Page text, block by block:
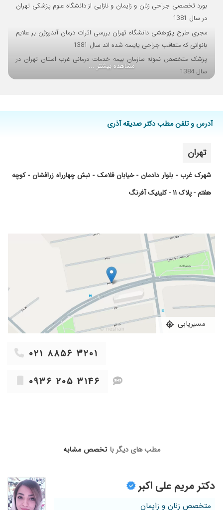
بورد تخصصی جراحی زنان و زایمان و نازایی از دانشگاه علوم پزشکی تهران
در سال 1381
مجری طرح پژوهشی دانشگاه تهران بررسی اثرات درمان آندروژن بر علایم
بانوانی که متعاقب جراحی یایسه شده اند سال 1381
پزشک متخصص نمونه سازمان بیمه خدمات درمانی غرب استان تهران در
سال 1384
دارنده چندین مقاله تخصصی در نشریات علمی
اهدای جایزه از وزارت بهداشت و درمان وقت بخاطر اجرای طرح موفق
مشاهده بیشتر ...
آدرس و تلفن مطب دکتر صدیقه آذری
تهران
شهرک غرب - بلوار دادمان - خیابان فلامک - نبش چهارراه زرافشان - کوچه
هفتم - پلاک ۱۱ - کلینیک آفرنگ
مسیریابی
۰۲۱ ۸۸۵۶ ۳۲۰۱
۰۹۳۶ ۲۰۵ ۳۱۴۶
مطب های دیگر با تخصص مشابه
دکتر مریم علی اکبر
متخصص زنان و زایمان